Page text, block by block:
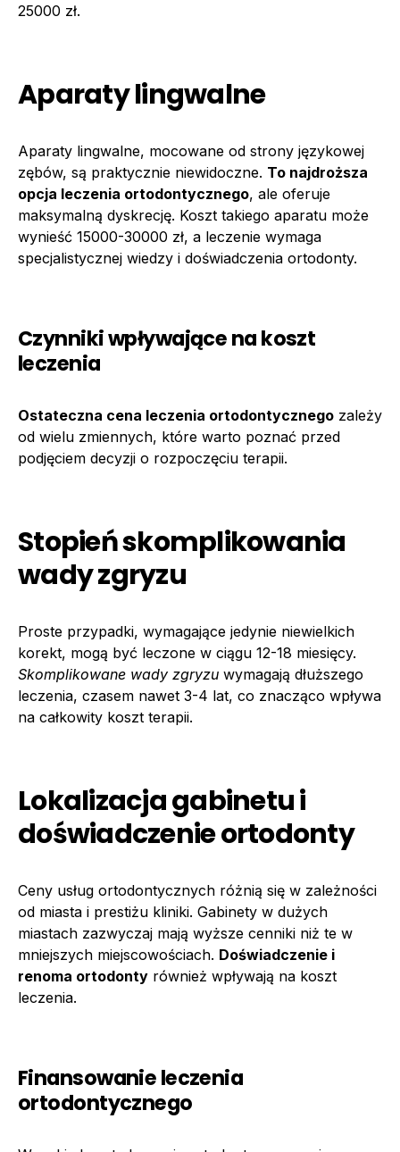
25000 zł.
Aparaty lingwalne
Aparaty lingwalne, mocowane od strony językowej
zębów, są praktycznie niewidoczne. To najdroższa
opcja leczenia ortodontycznego, ale oferuje
maksymalną dyskrecję. Koszt takiego aparatu może
wynieść 15000-30000 zł, a leczenie wymaga
specjalistycznej wiedzy i doświadczenia ortodonty.
Czynniki wpływające na koszt
leczenia
Ostateczna cena leczenia ortodontycznego zależy
od wielu zmiennych, które warto poznać przed
podjęciem decyzji o rozpoczęciu terapii.
Stopień skomplikowania
wady zgryzu
Proste przypadki, wymagające jedynie niewielkich
korekt, mogą być leczone w ciągu 12-18 miesięcy.
Skomplikowane wady zgryzu wymagają dłuższego
leczenia, czasem nawet 3-4 lat, co znacząco wpływa
na całkowity koszt terapii.
Lokalizacja gabinetu i
doświadczenie ortodonty
Ceny usług ortodontycznych różnią się w zależności
od miasta i prestiżu kliniki. Gabinety w dużych
miastach zazwyczaj mają wyższe cenniki niż te w
mniejszych miejscowościach. Doświadczenie i
renoma ortodonty również wpływają na koszt
leczenia.
Finansowanie leczenia
ortodontycznego